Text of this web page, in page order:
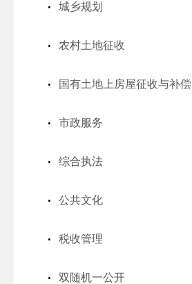
城乡规划
农村土地征收
国有土地上房屋征收与补偿
市政服务
综合执法
公共文化
税收管理
双随机一公开